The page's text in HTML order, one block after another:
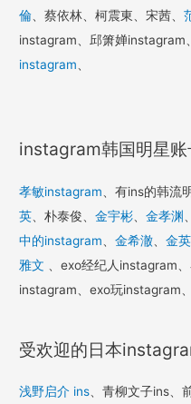
倫 、蔡依林、柯震東、宋茜、
instagram、邱箫婵instagram
instagram
instagram韩国明星账
孝敏instagram 、有ins的韩流
英 、朴泰俊、金宇彬 、金孝渊
中的instagram 、金希澈 、金
雅文 、exo经纪人instagram
instagram、exo玩instagram
受欢迎的日本
浅野启介 ins 、青柳文子ins